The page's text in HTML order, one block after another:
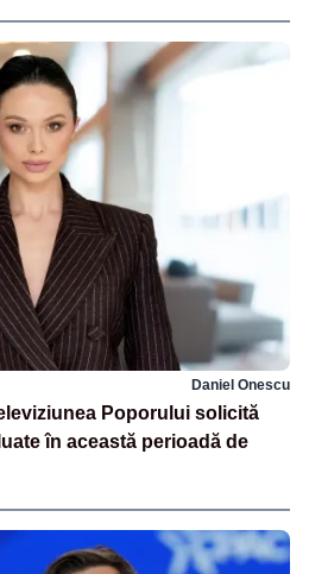
Daniel Onescu
Poporului solicită
în această perioadă de